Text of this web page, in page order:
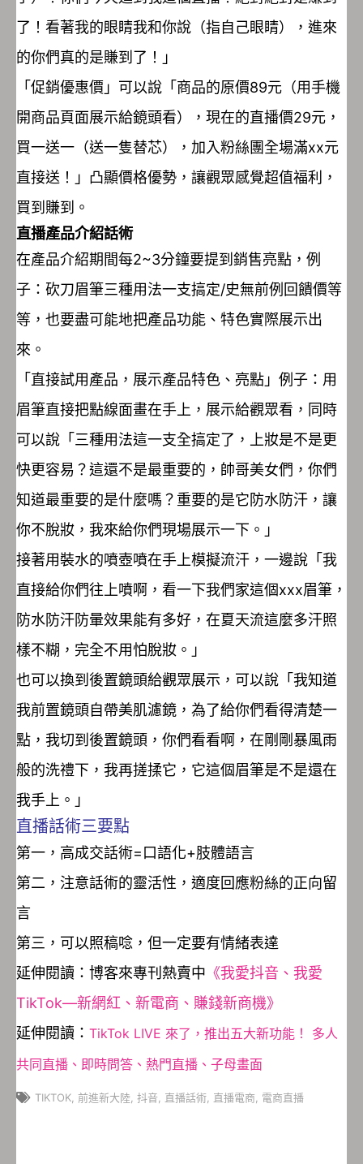
了！看著我的眼睛我和你說（指自己眼睛），進來
的你們真的是賺到了！」
「促銷優惠價」可以說「商品的原價89元（用手機
開商品頁面展示給鏡頭看），現在的直播價29元，
買一送一（送一隻替芯），加入粉絲團全場滿xx元
直接送！」凸顯價格優勢，讓觀眾感覺超值福利，
買到賺到。
直播產品介紹話術
在產品介紹期間每2~3分鐘要提到銷售亮點，例
子：砍刀眉筆三種用法一支搞定/史無前例回饋價等
等，也要盡可能地把產品功能、特色實際展示出
來。
「直接試用產品，展示產品特色、亮點」例子：用
眉筆直接把點線面畫在手上，展示給觀眾看，同時
可以說「三種用法這一支全搞定了，上妝是不是更
快更容易？這還不是最重要的，帥哥美女們，你們
知道最重要的是什麼嗎？重要的是它防水防汗，讓
你不脫妝，我來給你們現場展示一下。」
接著用裝水的噴壺噴在手上模擬流汗，一邊說「我
直接給你們往上噴啊，看一下我們家這個xxx眉筆，
防水防汗防暈效果能有多好，在夏天流這麼多汗照
樣不糊，完全不用怕脫妝。」
也可以換到後置鏡頭給觀眾展示，可以說「我知道
我前置鏡頭自帶美肌濾鏡，為了給你們看得清楚一
點，我切到後置鏡頭，你們看看啊，在剛剛暴風雨
般的洗禮下，我再搓揉它，它這個眉筆是不是還在
我手上。」
直播話術三要點
第一，高成交話術=口語化+肢體語言
第二，注意話術的靈活性，適度回應粉絲的正向留
言
第三，可以照稿唸，但一定要有情緒表達
延伸閱讀：博客來專刊熱賣中 《我愛抖音、我愛
TikTok—新網紅、新電商、賺錢新商機》
延伸閱讀： TikTok LIVE 來了，推出五大新功能！ 多人
共同直播、即時問答、熱門直播、子母畫面
TIKTOK 前進新大陸 抖音 直播話術 直播電商 電商直播